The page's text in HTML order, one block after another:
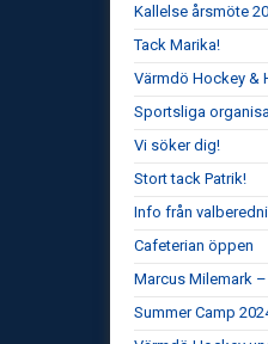
Kallelse årsmöte
Tack Marika!
Värmdö Hockey &
Sportsliga
Vi söker dig!
Stort tack Patrik!
Info från
Cafeterian öppen
Marcus Milemark
Summer Camp